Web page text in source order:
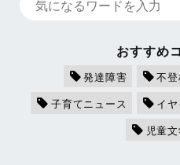
おすすめ
発達障害 不登
子育てニュース
イ
児童